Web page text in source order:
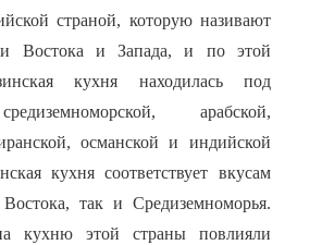
страной, которую називают
Востока и Запада, и по этой
кухня находилась под
арабской,
османской и индийской
кухня соответствует вкусам
так и Средиземноморья.
кухню этой страны повлияли